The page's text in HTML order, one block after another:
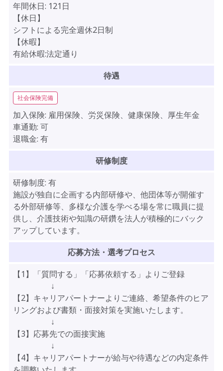
年間休日: 121日
【休日】
シフトによる完全週休2日制
【休暇】
有給休暇:法定通り
待遇
社会保険完備
加入保険: 雇用保険、労災保険、健康保険、厚生年金
車通勤: 可
退職金: 有
研修制度
研修制度: 有
施設が独自に企画する内部研修や、他団体等が開催す
る外部研修等、多様な介護を学べる場を常に職員に提
供し、介護技術や知識の研鑽を法人が積極的にバック
アップしています。
応募方法・選考プロセス
【1】「質問する」「応募依頼する」よりご登録
↓
【2】キャリアパートナーよりご連絡、希望条件のヒア
リングおよび書類・面接対策を実施いたします。
↓
【3】応募先での面接実施
↓
【4】キャリアパートナーが給与や待遇などの内定条件